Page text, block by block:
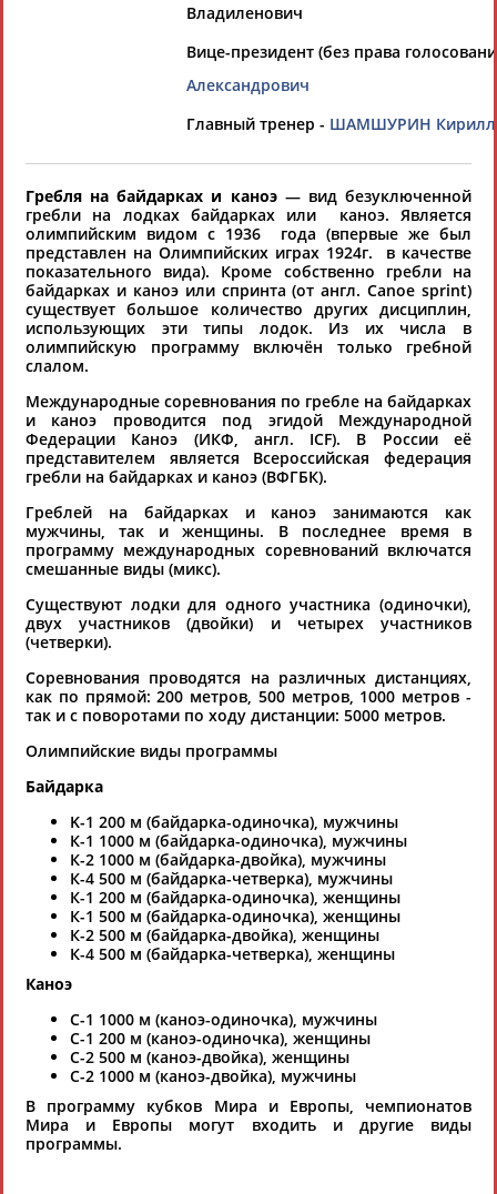
Если вы решили разместить информацию о
хорошо известной вам спортивной
организации или обнаружили какую-либо
ошибку в уже опубликованных данных и
хотите ее исправить, пожалуйста, вы можете
это сделать самостоятельно
Результаты поиска:
100 последних изменений
Автономная некоммерческая организация по спортивно-
оздоровительной работе «Атом-спорт» (АНО «Атом-
спорт»)
123098, г. Москва, ул. Живописная, 21
Тел.: (495) 947-27-96, 947-40-51, 947-40-51
Факс: (495) 947-19-65
atom-sport.org
Председатель правления - ТЕРЕНТЬЕВА Татьяна Анатольевна
АРКТ «Национальный центр конного туризма» (АРКТ
НЦКТ)
Штаб-квартира находится в Москве.
Тел: (910) 429-35-43, (499) 713-00-40
E-mail:
gmail@equinetourism.ru,press@equinetourism.ru
www.equinetourism.ru
Президент - СЁМИН Геннадий Геннадьевич
Ассоциация гольфа России
119991, г. Москва, Лужнецкая наб., 8, ком. 378
Тел.: (495) 363-23-85
Тел./факс: (495) 725-47-19
Владиленович
Вице-президент (без права
Александрович
Главный тренер - ШАМШУРИН Кирилл
Гребля на байдарках и каноэ— вид безуключенной
гребли на лодках байдарках или каноэ. Является
олимпийским видом с 1936 года (впервые же был
представлен на Олимпийских играх 1924г. в качестве
показательного вида). Кроме собственно гребли на
байдарках и каноэ или спринта (от англ. Canoe sprint)
существует большое количество других дисциплин,
использующих эти типы лодок. Из их числа в
олимпийскую программу включён только гребной
слалом.
Международные соревнования по гребле на байдарках
и каноэ проводится под эгидой Международной
Федерации Каноэ (ИКФ, англ. ICF). В России её
представителем является Всероссийская федерация
гребли на байдарках и каноэ (ВФГБК).
Греблей на байдарках и каноэ занимаются как
мужчины, так и женщины. В последнее время в
программу международных соревнований включатся
смешанные виды (микс).
Существуют лодки для одного участника (одиночки),
двух участников (двойки) и четырех участников
(четверки).
Соревнования проводятся на различных дистанциях,
как по прямой: 200 метров, 500 метров, 1000 метров -
так и с поворотами по ходу дистанции: 5000 метров.
Олимпийские виды программы
Байдарка
K-1 200 м (байдарка-одиночка), мужчины
К-1 1000 м (байдарка-одиночка), мужчины
К-2 1000 м (байдарка-двойка), мужчины
К-4 500 м (байдарка-четверка), мужчины
К-1 200 м (байдарка-одиночка), женщины
К-1 500 м (байдарка-одиночка), женщины
К-2 500 м (байдарка-двойка), женщины
К-4 500 м (байдарка-четверка), женщины
Каноэ
C-1 1000 м (каноэ-одиночка), мужчины
C-1 200 м (каноэ-одиночка), женщины
С-2 500 м (каноэ-двойка), женщины
C-2 1000 м (каноэ-двойка), мужчины
В программу кубков Мира и Европы, чемпионатов
Мира и Европы могут входить и другие виды
программы.